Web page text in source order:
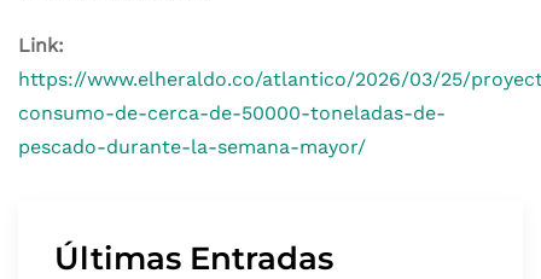
Link:
https://www.elheraldo.co/atlantico/2026/03/25/
consumo-de-cerca-de-50000-toneladas-de-
pescado-durante-la-semana-mayor/
Últimas Entradas